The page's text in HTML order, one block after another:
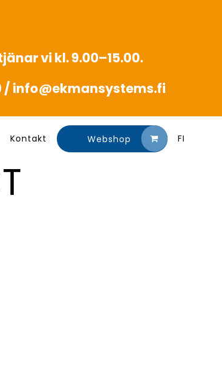
vi kl. 9.00–15.00.
/ info@ekmansystems.fi
Kontakt Webshop FI